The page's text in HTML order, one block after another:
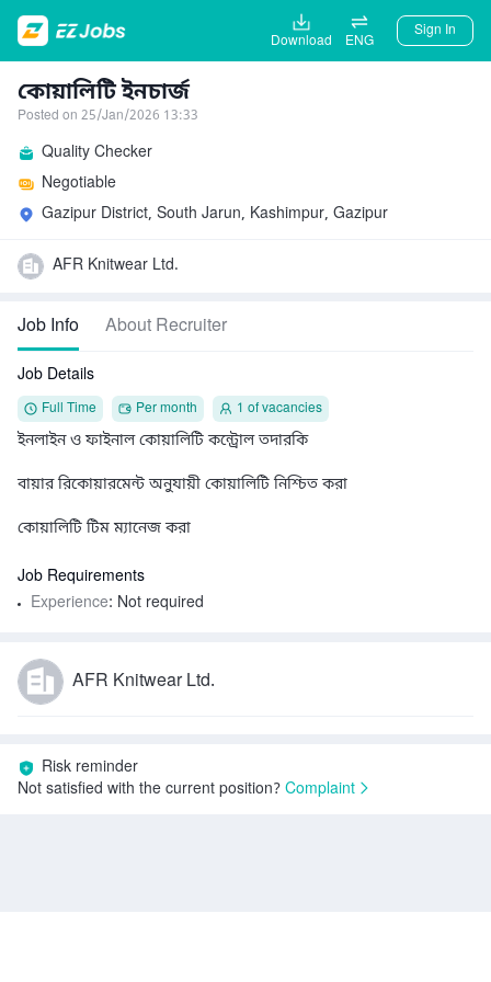
Download ENG
Sign In
কোয়ালিটি ইনচার্জ
Posted on 25/Jan/2026 13:33
Quality Checker
Negotiable
Gazipur District, South Jarun, Kashimpur, Gazipur
AFR Knitwear Ltd.
Job Info About Recruiter
Job Details
Full Time Per month 1 of vacancies
ইনলাইন ও ফাইনাল কোয়ালিটি কন্ট্রোল তদারকি
বায়ার রিকোয়ারমেন্ট অনুযায়ী কোয়ালিটি নিশ্চিত করা
কোয়ালিটি টিম ম্যানেজ করা
Job Requirements
Experience: Not required
AFR Knitwear Ltd.
Risk reminder
Not satisfied with the current position? Complaint